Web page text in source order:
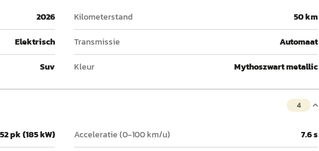
2026 Kilometerstand
50 km
Elektrisch Transmissie
Automaat
Suv Kleur Mythoszwart metallic
4
pk (185 kW) Acceleratie (0-100 km/u)
7.6 s